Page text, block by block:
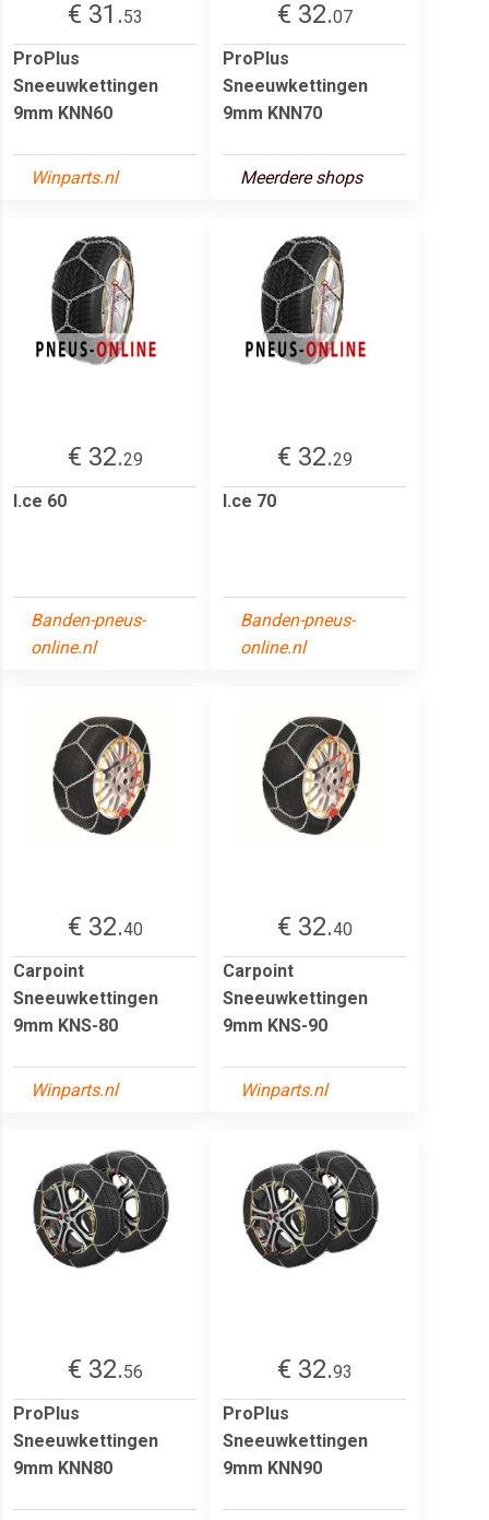
€ 31.53
ProPlus
Sneeuwkettingen
9mm KNN60
Winparts.nl
€ 32.07
ProPlus
Sneeuwkettingen
9mm KNN70
Meerdere shops
€ 32.29
I.ce 60
Banden-pneus-
online.nl
€ 32.29
I.ce 70
Banden-pneus-
online.nl
€ 32.40
Carpoint
Sneeuwkettingen
9mm KNS-80
Winparts.nl
€ 32.40
Carpoint
Sneeuwkettingen
9mm KNS-90
Winparts.nl
€ 32.56
ProPlus
Sneeuwkettingen
9mm KNN80
€ 32.93
ProPlus
Sneeuwkettingen
9mm KNN90